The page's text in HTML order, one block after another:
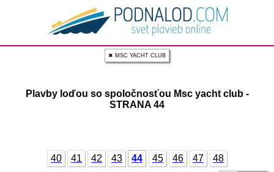
✖ MSC YACHT CLUB
Plavby loďou so spoločnosťou Msc yacht club -
STRANA 44
40 41 42 43 44 45 46 47 48